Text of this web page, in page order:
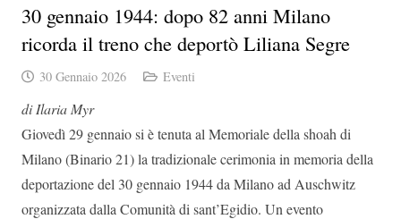
30 gennaio 1944: dopo 82 anni Milano
ricorda il treno che deportò Liliana Segre
30 Gennaio 2026 Eventi
di Ilaria Myr
Giovedì 29 gennaio si è tenuta al Memoriale della shoah di
Milano (Binario 21) la tradizionale cerimonia in memoria della
deportazione del 30 gennaio 1944 da Milano ad Auschwitz
organizzata dalla Comunità di sant’Egidio. Un evento